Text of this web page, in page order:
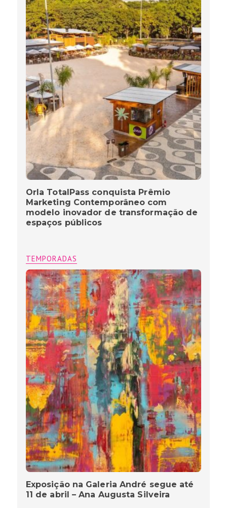
Orla TotalPass conquista Prêmio
Marketing Contemporâneo com
modelo inovador de transformação de
espaços públicos
TEMPORADAS
Exposição na Galeria André segue até
11 de abril – Ana Augusta Silveira